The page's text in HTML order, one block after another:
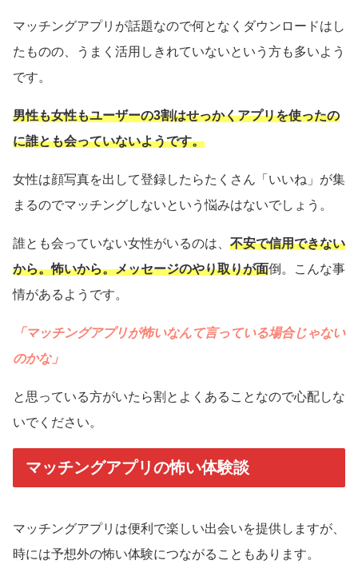
マッチングアプリが話題なので何となくダウンロードはし
たものの、うまく活用しきれていないという方も多いよう
です。
男性も女性もユーザーの3割はせっかくアプリを使ったの
に誰とも会っていないようです。
女性は顔写真を出して登録したらたくさん「いいね」が集
まるのでマッチングしないという悩みはないでしょう。
誰とも会っていない女性がいるのは、 不安で信用できない
から。怖いから。メッセージのやり取りが面倒。こんな事
情があるようです。
「マッチングアプリが怖いなんて言っている場合じゃない
のかな」
と思っている方がいたら割とよくあることなので心配しな
いでください。
マッチングアプリの怖い体験談
マッチングアプリは便利で楽しい出会いを提供しますが、
時には予想外の怖い体験につながることもあります。